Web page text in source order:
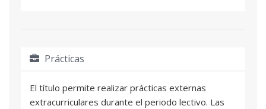
Prácticas
El título permite realizar prácticas externas
extracurriculares durante el periodo lectivo. Las